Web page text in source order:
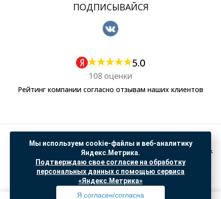
ПОДПИСЫВАЙСЯ
5.0
108 оценки
Рейтинг компании согласно отзывам наших клиентов
Политика обработки персональных данных
Согласие на обработку данных Яндекс Метрика
"© ООО “САНТЕХГИД”, 2026. Все права защищены. Предложение не является публичной
офертой, цены и информация на сайте ознакомительные
Доработка и продвижение вSO.USE
Мы используем cookie-файлы и веб-аналитику
Яндекс.Метрика.
Подтверждаю свое согласие на обработку
персональных данных с помощью сервиса
«Яндекс.Метрика»
Я согласен/согласна